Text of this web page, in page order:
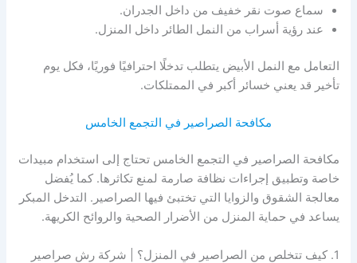
سماع صوت نقر خفيف من داخل الجدران.
عند رؤية أسراب من النمل الطائر داخل المنزل.
التعامل مع النمل الأبيض يتطلب تدخلًا احترافيًا فوريًا، فكل يوم
تأخير قد يعني خسائر أكبر في الممتلكات.
مكافحة الصراصير في التجمع الخامس
مكافحة الصراصير في التجمع الخامس تحتاج إلى استخدام مبيدات
خاصة وتطبيق إجراءات نظافة صارمة لمنع تكاثرها. كما يُفضل
معالجة الشقوق والزوايا التي تختبئ فيها الصراصير. التدخل المبكر
يساعد في حماية المنزل من الأضرار الصحية والروائح الكريهة.
1. كيف تتخلص من الصراصير في المنزل؟ | شركة رش صراصير